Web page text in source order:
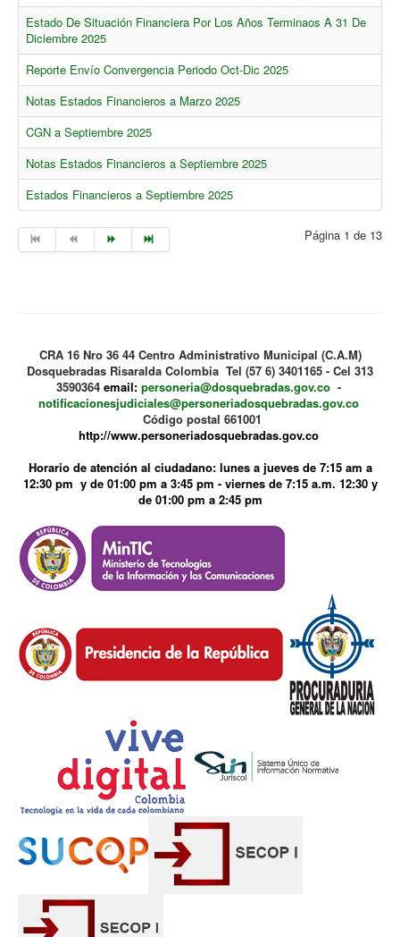
Estado De Situación Financiera Por Los Años Terminaos A 31 De
Diciembre 2025
Reporte Envío Convergencia Periodo Oct-Dic 2025
Notas Estados Financieros a Marzo 2025
CGN a Septiembre 2025
Notas Estados Financieros a Septiembre 2025
Estados Financieros a Septiembre 2025
Página 1 de 13
CRA 16 Nro 36 44 Centro Administrativo Municipal (C.A.M)
Dosquebradas Risaralda Colombia Tel (57 6) 3401165 - Cel 313
3590364 email: personeria@dosquebradas.gov.co-
notificacionesjudiciales@personeriadosquebradas.gov.co
Código postal 661001
http://www.personeriadosquebradas.gov.co
Horario de atención al ciudadano: lunes a jueves de 7:15 am a
12:30 pm y de 01:00 pm a 3:45 pm - viernes de 7:15 a.m. 12:30 y
de 01:00 pm a 2:45 pm